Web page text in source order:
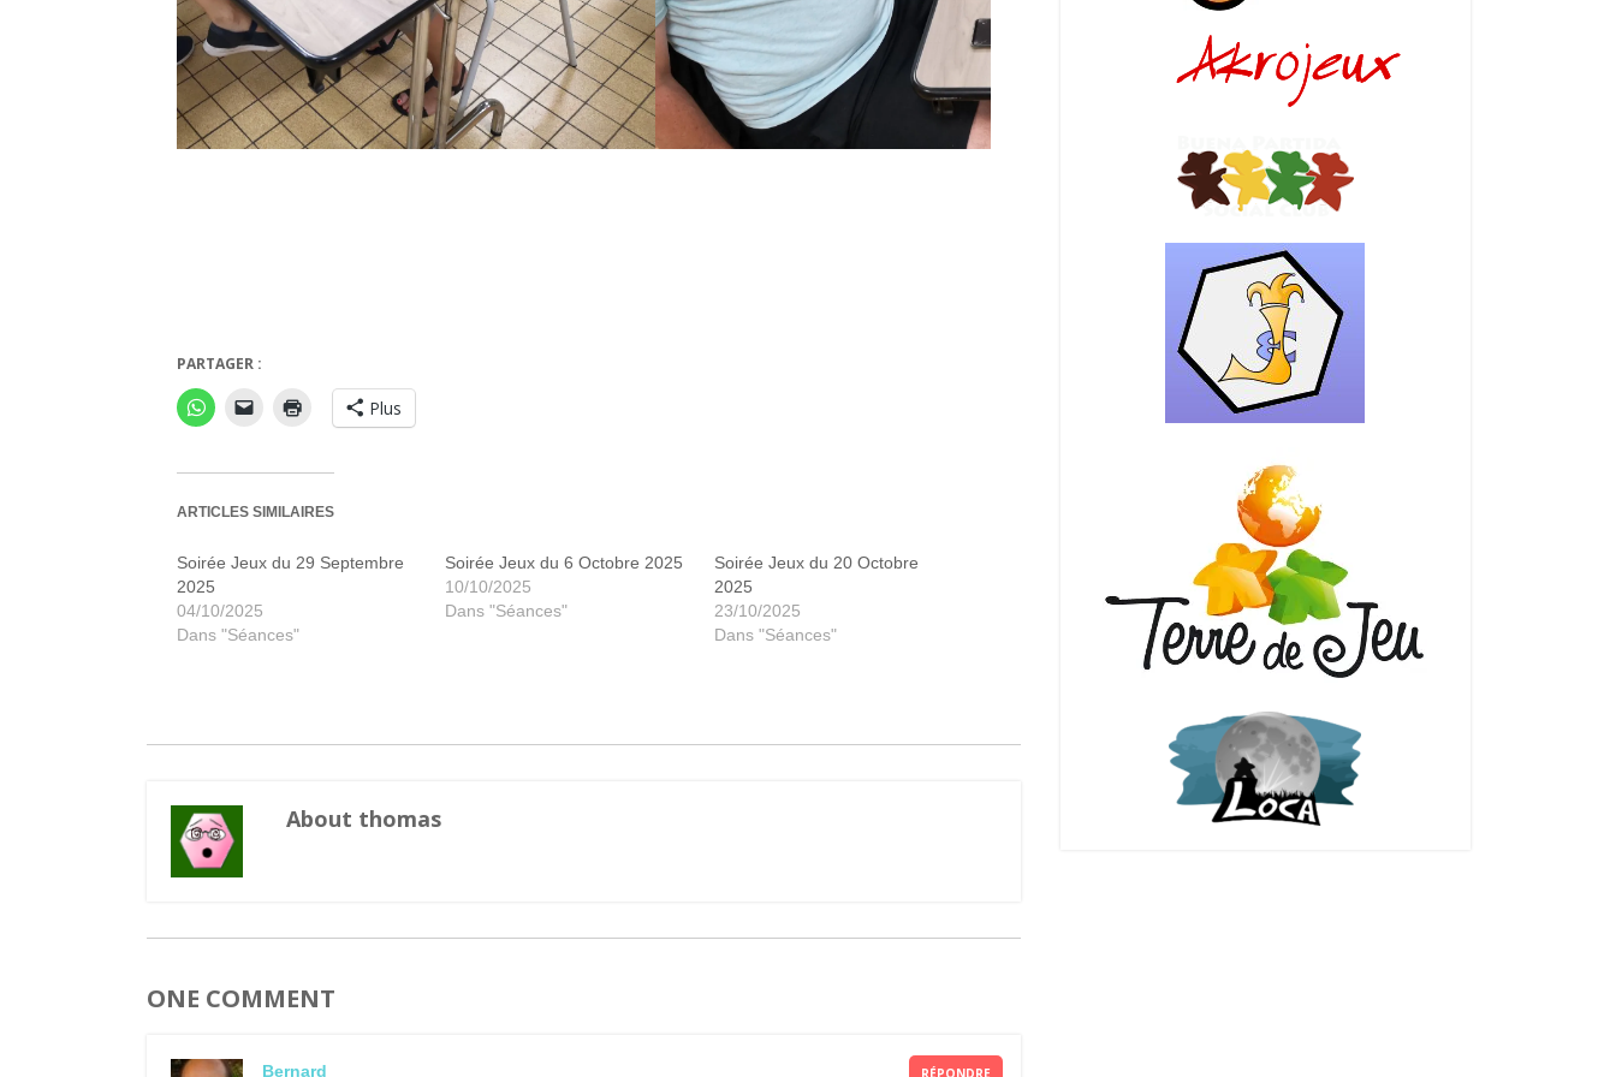
PARTAGER :
Plus
ARTICLES SIMILAIRES
Soirée Jeux du 29 Septembre
2025
04/10/2025
Dans "Séances"
Soirée Jeux du 6 Octobre 2025
10/10/2025
Dans "Séances"
Soirée Jeux du 20 Octobre
2025
23/10/2025
Dans "Séances"
About thomas
ONE COMMENT
Bernard RÉPONDRE